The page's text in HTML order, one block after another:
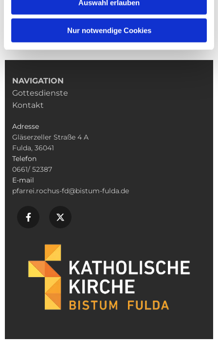
Auswahl erlauben
Nur notwendige Cookies
NAVIGATION
Gottesdienste
Kontakt
Adresse
Gläserzeller Straße 4 A
Fulda, 36041
Telefon
0661/ 52387
E-mail
pfarrei.rochus-fd@bistum-fulda.de